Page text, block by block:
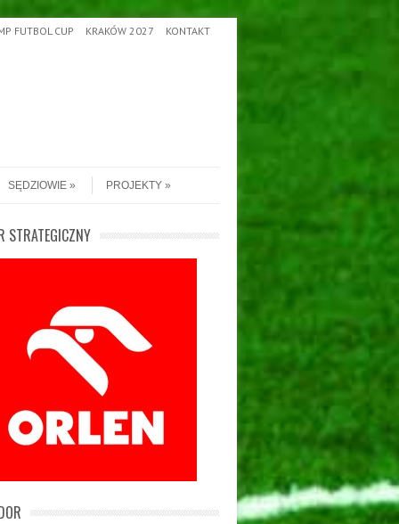
FUTBOL CUP KRAKÓW 2027 KONTAKT
SĘDZIOWIE PROJEKTY
STRATEGICZNY